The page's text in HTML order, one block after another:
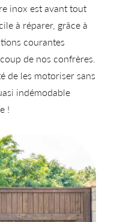
inox est avant tout
à réparer, grâce à
courantes
de nos confrères.
de les motoriser sans
indémodable
!